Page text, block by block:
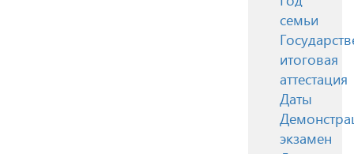
семьи
итоговая
аттестация
Даты
экзамен